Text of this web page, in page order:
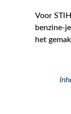
Voor
benzine-
het